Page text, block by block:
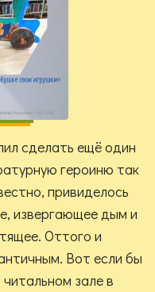
сделать ещё один
героиню так
привиделось
извергающее дым и
Оттого и
Вот если бы
зале в